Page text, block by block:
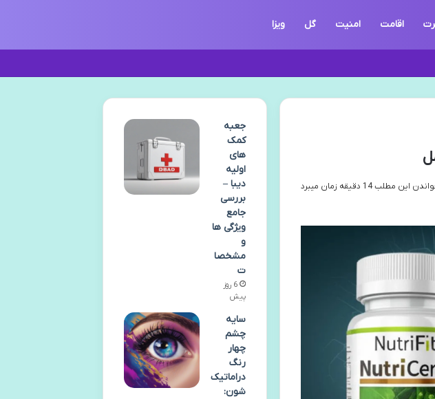
اقامت امنیت گل ویزا
این مطلب 14 دقیقه زمان میبرد
جعبه
کمک
های
اولیه
دیبا –
بررسی
جامع
ویژگی ها
و
مشخصا
ت
6 روز
پیش
سایه
چشم
چهار
رنگ
دراماتیک
شون: